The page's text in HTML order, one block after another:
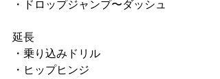
・ドロップジャンプ〜ダッシュ
延長
・乗り込みドリル
・ヒップヒンジ